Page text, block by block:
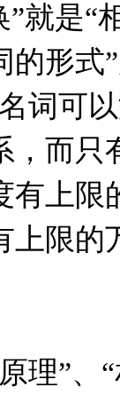
”就是“
形式
词可
，而只
有上限
上限
理”、